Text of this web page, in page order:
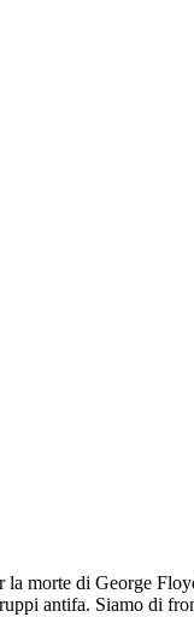
morte di George
antifa. Siamo di